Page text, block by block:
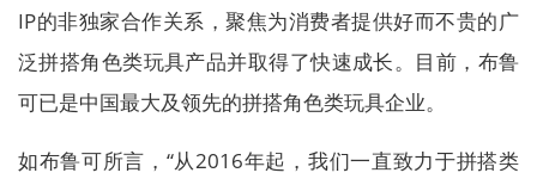
IP的非独家合作关系，聚焦为消费者提供好而不贵的广
泛拼搭角色类玩具产品并取得了快速成长。目前，布鲁
可已是中国最大及领先的拼搭角色类玩具企业。
如布鲁可所言，“从2016年起，我们一直致力于拼搭类